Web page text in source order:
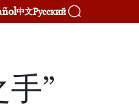
中文Русский
”